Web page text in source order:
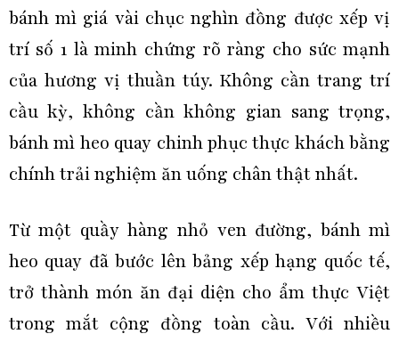
bánh mì giá vài chục nghìn đồng được xếp vị
trí số 1 là minh chứng rõ ràng cho sức mạnh
của hương vị thuần túy. Không cần trang trí
cầu kỳ, không cần không gian sang trọng,
bánh mì heo quay chinh phục thực khách bằng
chính trải nghiệm ăn uống chân thật nhất.
Từ một quầy hàng nhỏ ven đường, bánh mì
heo quay đã bước lên bảng xếp hạng quốc tế,
trở thành món ăn đại diện cho ẩm thực Việt
trong mắt cộng đồng toàn cầu. Với nhiều